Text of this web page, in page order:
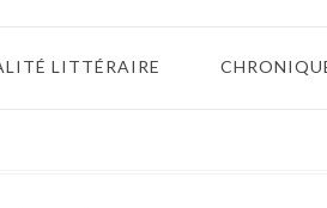
LITTÉRAIRE